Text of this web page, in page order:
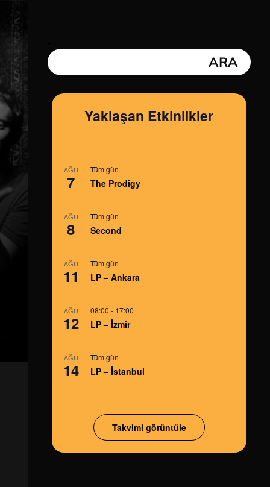
Yaklaşan Etkinlikler
AĞU
7
Tüm gün
The Prodigy
AĞU
8
Tüm gün
Second
AĞU
11
Tüm gün
LP – Ankara
AĞU
12
08:00 - 17:00
LP – İzmir
AĞU
14
Tüm gün
LP – İstanbul
Takvimi görüntüle